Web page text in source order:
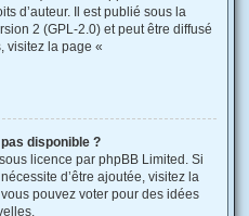
d’auteur. Il est publié sous la
2 (GPL-2.0) et peut être diffusé
visitez la page «
disponible ?
licence par phpBB Limited. Si
d’être ajoutée, visitez la
pouvez voter pour des idées